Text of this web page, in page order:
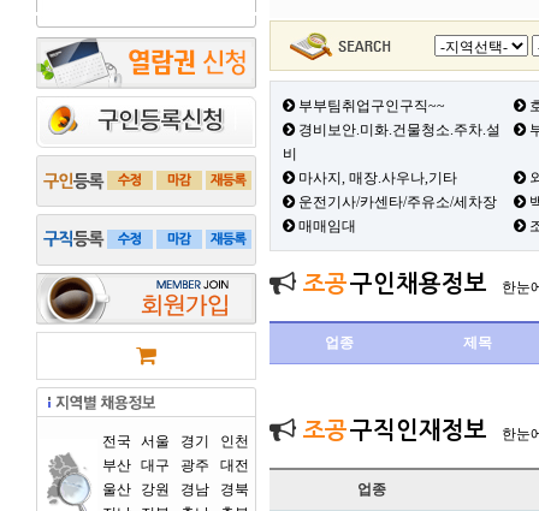
전국 서울 경기
인천
부산 대구 광주
대전
울산
강원 경남
경북
부부팀취업구인구직~~
경비보안.미화.건물청소.주차.설
비
마사지, 매장.사우나,기타
운전기사/카센타/주유소/세차장
매매임대
조공구인채용정보 한눈
업종 제목
조공구직인재정보 한눈
업종